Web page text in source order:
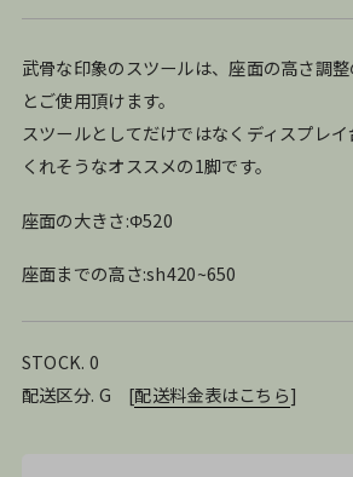
武骨な印象のスツールは、座面の高さ調
とご使用頂けます。
スツールとしてだけではなくディスプレ
くれそうなオススメの1脚です。
座面の大きさ:Φ520
座面までの高さ:sh420~650
STOCK. 0
配送区分. G [配送料金表はこちら]